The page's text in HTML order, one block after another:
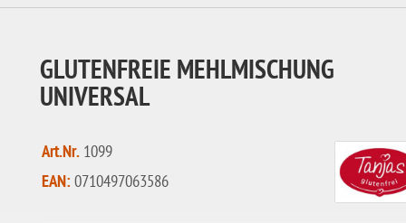
GLUTENFREIE MEHLMISCHUNG
UNIVERSAL
Art.Nr. 1099
EAN: 0710497063586